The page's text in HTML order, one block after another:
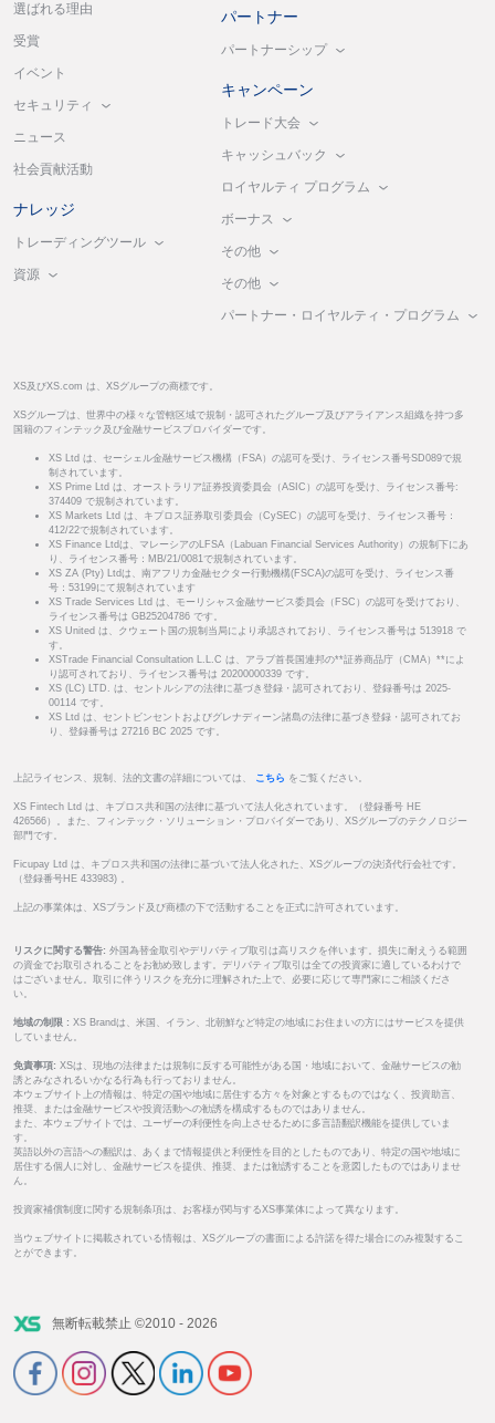
選ばれる理由
受賞
イベント
セキュリティ
ニュース
社会貢献活動
ナレッジ
トレーディングツール
資源
パートナー
パートナーシップ
キャンペーン
トレード大会
キャッシュバック
ロイヤルティ プログラム
ボーナス
その他
その他
パートナー・ロイヤルティ・プログラム
XS及びXS.com は、XSグループの商標です。
XSグループは、世界中の様々な管轄区域で規制・認可されたグループ及びアライアンス組織を持つ多
国籍のフィンテック及び金融サービスプロバイダーです。
XS Ltd は、セーシェル金融サービス機構（FSA）の認可を受け、ライセンス番号SD089で規
制されています。
XS Prime Ltd は、オーストラリア証券投資委員会（ASIC）の認可を受け、ライセンス番号:
374409 で規制されています。
XS Markets Ltd は、キプロス証券取引委員会（CySEC）の認可を受け、ライセンス番号：
412/22で規制されています。
XS Finance Ltdは、マレーシアのLFSA（Labuan Financial Services Authority）の規制下にあ
り、ライセンス番号：MB/21/0081で規制されています。
XS ZA (Pty) Ltdは、南アフリカ金融セクター行動機構(FSCA)の認可を受け、ライセンス番
号：53199にて規制されています
XS Trade Services Ltd は、モーリシャス金融サービス委員会（FSC）の認可を受けており、
ライセンス番号は GB25204786 です。
XS United は、クウェート国の規制当局により承認されており、ライセンス番号は 513918 で
す。
XSTrade Financial Consultation L.L.C は、アラブ首長国連邦の**証券商品庁（CMA）**によ
り認可されており、ライセンス番号は 20200000339 です。
XS (LC) LTD. は、セントルシアの法律に基づき登録・認可されており、登録番号は 2025-
00114 です。
XS Ltd は、セントビンセントおよびグレナディーン諸島の法律に基づき登録・認可されてお
り、登録番号は 27216 BC 2025 です。
上記ライセンス、規制、法的文書の詳細については、 こちら をご覧ください。
XS Fintech Ltd は、キプロス共和国の法律に基づいて法人化されています。（登録番号 HE
426566）。また、フィンテック・ソリューション・プロバイダーであり、XSグループのテクノロジー
部門です。
Ficupay Ltd は、キプロス共和国の法律に基づいて法人化された、XSグループの決済代行会社です。
（登録番号HE 433983) 。
上記の事業体は、XSブランド及び商標の下で活動することを正式に許可されています。
リスクに関する警告: 外国為替金取引やデリバティブ取引は高リスクを伴います。損失に耐えうる範囲
の資金でお取引されることをお勧め致します。デリバティブ取引は全ての投資家に適しているわけで
はございません。取引に伴うリスクを充分に理解された上で、必要に応じて専門家にご相談くださ
い。
地域の制限 : XS Brandは、米国、イラン、北朝鮮など特定の地域にお住まいの方にはサービスを提供
していません。
免責事項: XSは、現地の法律または規制に反する可能性がある国・地域において、金融サービスの勧
誘とみなされるいかなる行為も行っておりません。
本ウェブサイト上の情報は、特定の国や地域に居住する方々を対象とするものではなく、投資助言、
推奨、または金融サービスや投資活動への勧誘を構成するものではありません。
また、本ウェブサイトでは、ユーザーの利便性を向上させるために多言語翻訳機能を提供していま
す。
英語以外の言語への翻訳は、あくまで情報提供と利便性を目的としたものであり、特定の国や地域に
居住する個人に対し、金融サービスを提供、推奨、または勧誘することを意図したものではありませ
ん。
投資家補償制度に関する規制条項は、お客様が関与するXS事業体によって異なります。
当ウェブサイトに掲載されている情報は、XSグループの書面による許諾を得た場合にのみ複製するこ
とができます。
無断転載禁止 ©2010 - 2026